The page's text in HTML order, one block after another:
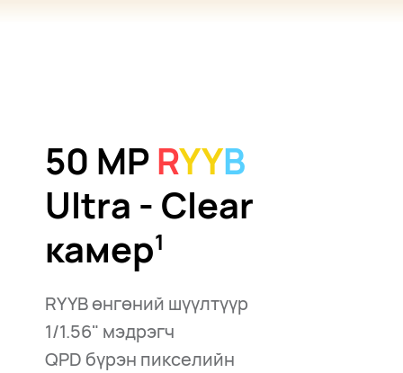
50 MPRYYB
Ultra - Clear
камер⁠1
RYYB өнгөний шүүлтүүр
1/1.56" мэдрэгч
QPD бүрэн пикселийн